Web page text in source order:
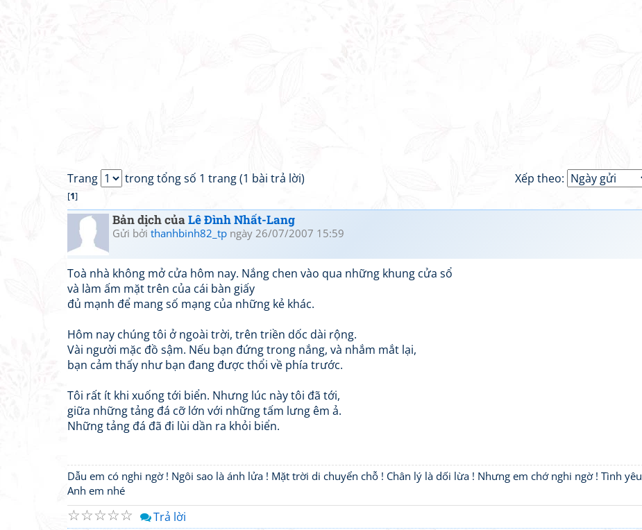
Xếp theo:
Trang trong tổng số 1 trang (1 bài trả lời)
[1]
Bản dịch củaLê Đình Nhất-Lang
Gửi bởi thanhbinh82_tp ngày 26/07/2007 15:59
Toà nhà không mở cửa hôm nay. Nắng chen vào qua những khung cửa sổ
và làm ấm mặt trên của cái bàn giấy
đủ mạnh để mang số mạng của những kẻ khác.
Hôm nay chúng tôi ở ngoài trời, trên triền dốc dài rộng.
Vài người mặc đồ sậm. Nếu bạn đứng trong nắng, và nhắm mắt lại,
bạn cảm thấy như bạn đang được thổi về phía trước.
Tôi rất ít khi xuống tới biển. Nhưng lúc này tôi đã tới,
giữa những tảng đá cỡ lớn với những tấm lưng êm ả.
Những tảng đá đã đi lùi dần ra khỏi biển.
Dẫu em có nghi ngờ ! Ngôi sao là ánh lửa ! Mặt trời di chuyển chỗ ! Chân lý là dối lừa ! Nhưng em chớ nghi ngờ ! Tình yêu
Anh em nhé
☆
☆
☆
☆
☆ Trả lời